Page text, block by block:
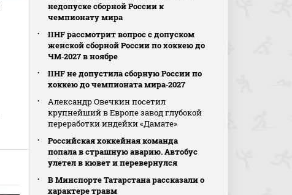
недопуске сборной России к
чемпионату мира
IIHF рассмотрит вопрос с допуском
женской сборной России по хоккею до
ЧМ‑2027 в ноябре
IIHF не допустила сборную России по
хоккею до чемпионата мира‑2027
Александр Овечкин посетил
крупнейший в Европе завод глубокой
переработки индейки «Дамате»
Российская хоккейная команда
попала в страшную аварию. Автобус
улетел в кювет и перевернулся
В Минспорте Татарстана рассказали о
характере травм